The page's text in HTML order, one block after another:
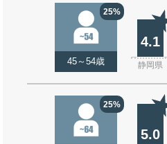
25%
45～54歳
4.1
静岡県
25%
5.0